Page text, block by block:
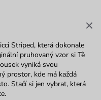
Striped, která dokonale
pruhovaný vzor si Tě
vyniká svou
prostor, kde má každá
Stačí si jen vybrat, která